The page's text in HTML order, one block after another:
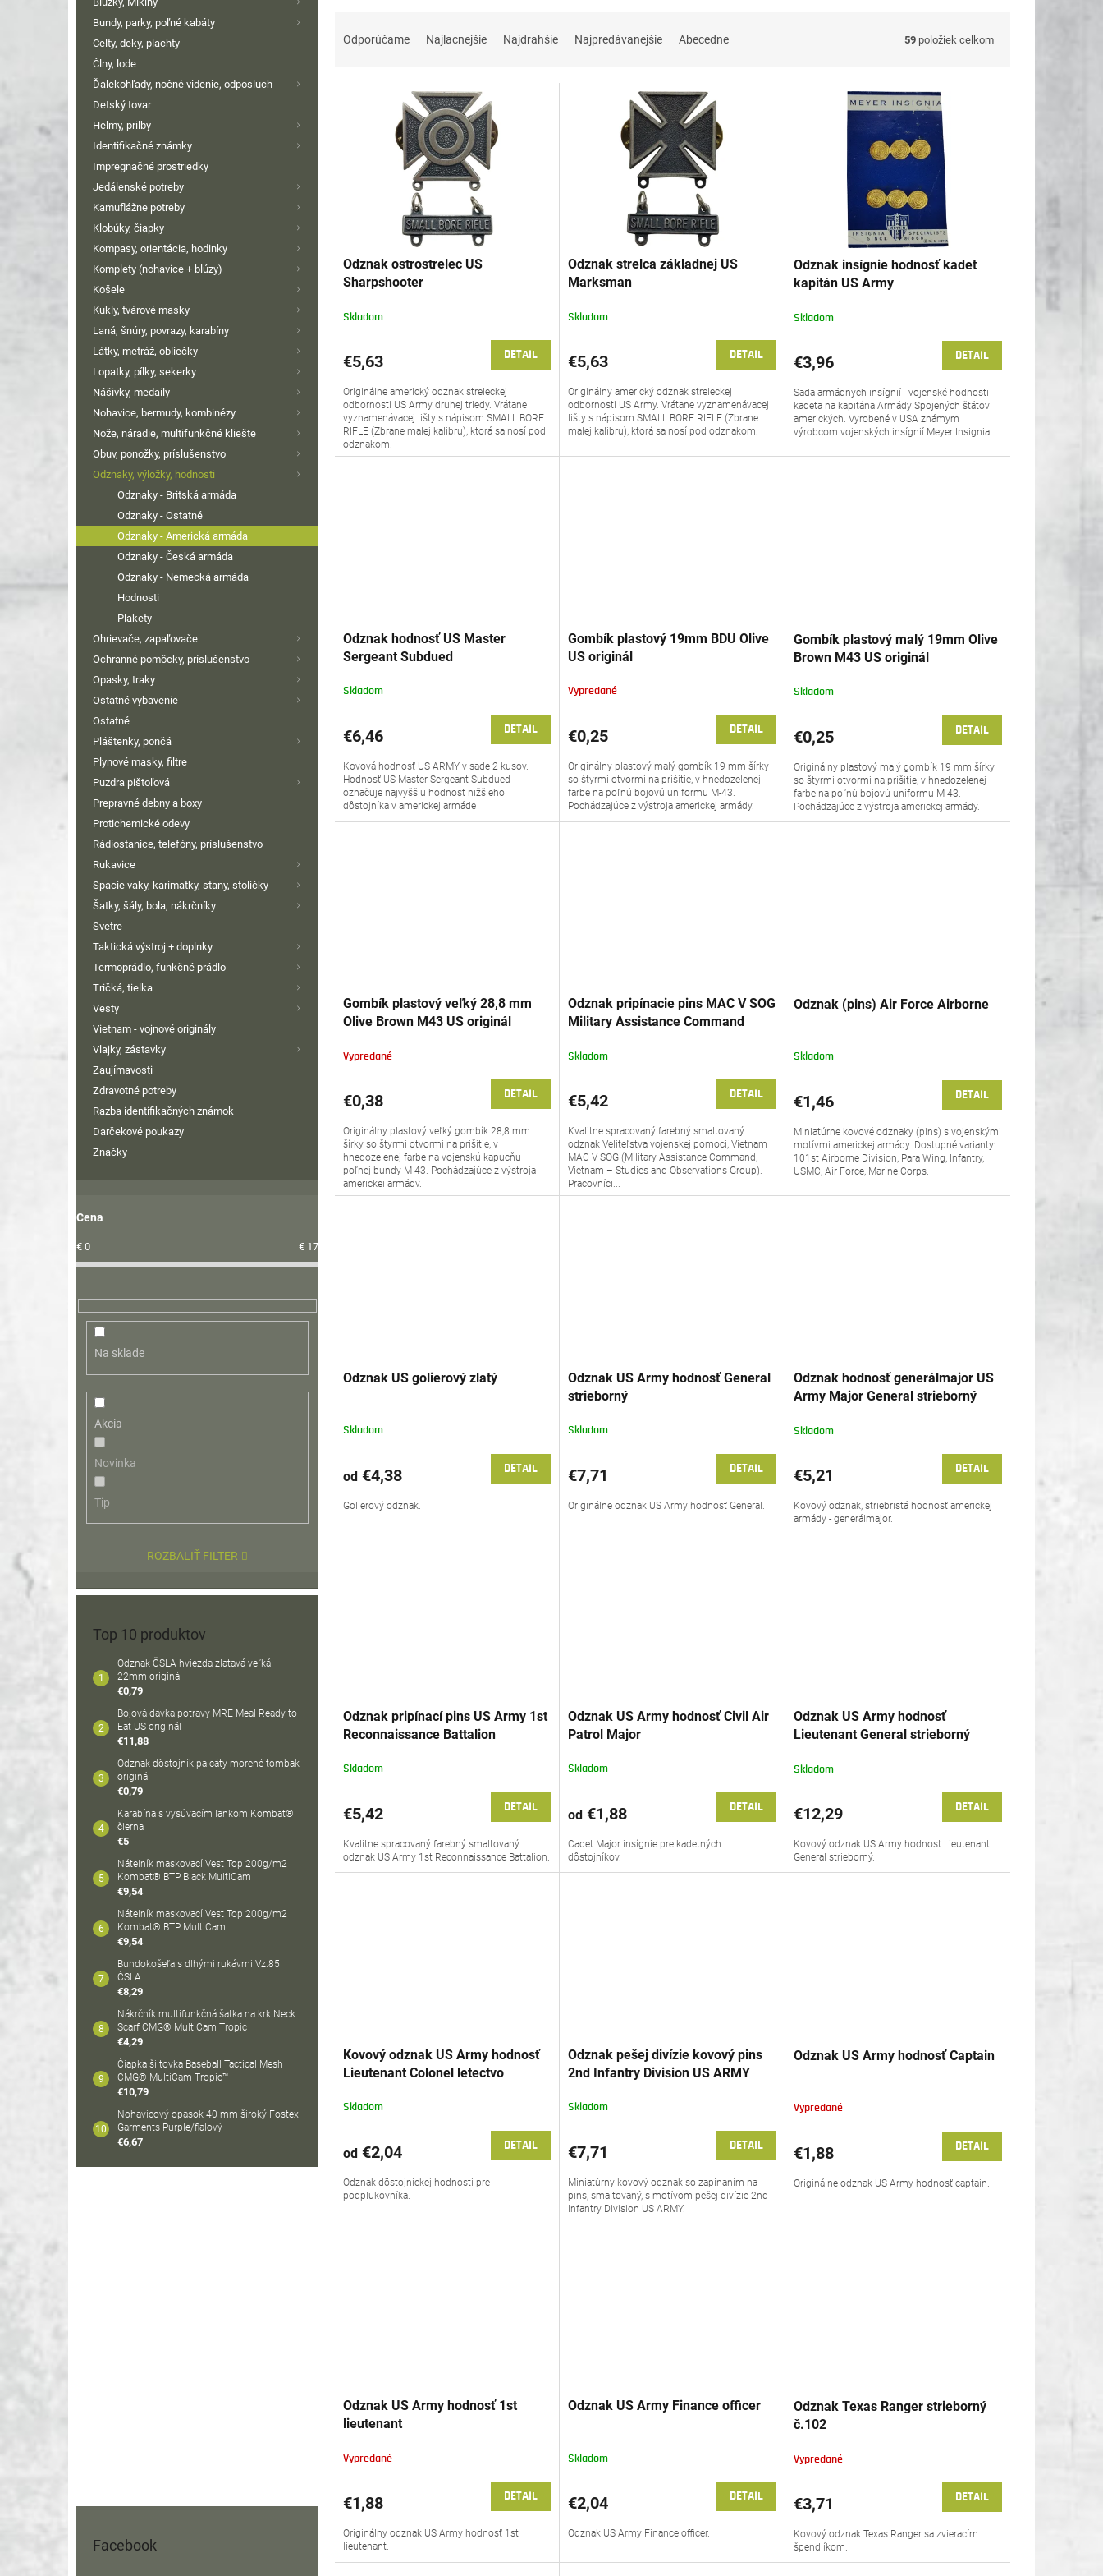
Bundy, parky, poľné kabáty
Celty, deky, plachty
Člny, lode
Ďalekohľady, nočné videnie, odposluch
Detský tovar
Helmy, prilby
Identifikačné známky
Impregnačné prostriedky
Jedálenské potreby
Kamuflážne potreby
Klobúky, čiapky
Kompasy, orientácia, hodinky
Komplety (nohavice + blúzy)
Košele
Kukly, tvárové masky
Laná, šnúry, povrazy, karabíny
Látky, metráž, obliečky
Lopatky, pílky, sekerky
Nášivky, medaily
Nohavice, bermudy, kombinézy
Nože, náradie, multifunkčné kliešte
Obuv, ponožky, príslušenstvo
Odznaky, výložky, hodnosti
Odznaky - Britská armáda
Odznaky - Ostatné
Odznaky - Americká armáda
Odznaky - Česká armáda
Odznaky - Nemecká armáda
Hodnosti
Plakety
Ohrievače, zapaľovače
Ochranné pomôcky, príslušenstvo
Opasky, traky
Ostatné vybavenie
Ostatné
Pláštenky, pončá
Plynové masky, filtre
Puzdra pištoľová
Prepravné debny a boxy
Protichemické odevy
Rádiostanice, telefóny, príslušenstvo
Rukavice
Spacie vaky, karimatky, stany, stoličky
Šatky, šály, bola, nákrčníky
Svetre
Taktická výstroj + doplnky
Termoprádlo, funkčné prádlo
Tričká, tielka
Vesty
Vietnam - vojnové originály
Vlajky, zástavky
Zaujímavosti
Zdravotné potreby
Razba identifikačných známok
Darčekové poukazy
Značky
Cena
€ 0 € 17
Na sklade
Akcia
Novinka
Tip
ROZBALIŤ FILTER
Top 10 produktov
Odznak ČSLA hviezda zlatavá veľká
22mm originál
€0,79
Bojová dávka potravy MRE Meal Ready to
Eat US originál
€11,88
Odznak dôstojník palcáty morené tombak
originál
€0,79
Karabína s vysúvacím lankom Kombat®
čierna
€5
Nátelník maskovací Vest Top 200g/m2
Kombat® BTP Black MultiCam
€9,54
Nátelník maskovací Vest Top 200g/m2
Kombat® BTP MultiCam
€9,54
Bundokošeľa s dlhými rukávmi Vz.85
ČSLA
€8,29
Nákrčník multifunkčná šatka na krk Neck
Scarf CMG® MultiCam Tropic
€4,29
Čiapka šiltovka Baseball Tactical Mesh
CMG® MultiCam Tropic™
€10,79
Nohavicový opasok 40 mm široký Fostex
Garments Purple/fialový
€6,67
Facebook
Odporúčame Najlacnejšie Najdrahšie Najpredávanejšie Abecedne 59 položiek celkom
Odznak ostrostrelec US
Sharpshooter
Skladom
€5,63 DETAIL
Originálne americký odznak streleckej
odbornosti US Army druhej triedy. Vrátane
vyznamenávacej lišty s nápisom SMALL BORE
RIFLE (Zbrane malej kalibru), ktorá sa nosí pod
odznakom.
Odznak strelca základnej US
Marksman
Skladom
€5,63 DETAIL
Originálny americký odznak streleckej
odbornosti US Army. Vrátane vyznamenávacej
lišty s nápisom SMALL BORE RIFLE (Zbrane
malej kalibru), ktorá sa nosí pod odznakom.
Odznak insígnie hodnosť kadet
kapitán US Army
Skladom
€3,96 DETAIL
Sada armádnych insígnií - vojenské hodnosti
kadeta na kapitána Armády Spojených štátov
amerických. Vyrobené v USA známym
výrobcom vojenských insígnií Meyer Insignia.
Odznak hodnosť US Master
Sergeant Subdued
Skladom
€6,46 DETAIL
Kovová hodnosť US ARMY v sade 2 kusov.
Hodnosť US Master Sergeant Subdued
označuje najvyššiu hodnosť nižšieho
dôstojníka v americkej armáde
Gombík plastový 19mm BDU Olive
US originál
Vypredané
€0,25 DETAIL
Originálny plastový malý gombík 19 mm šírky
so štyrmi otvormi na prišitie, v hnedozelenej
farbe na poľnú bojovú uniformu M-43.
Pochádzajúce z výstroja americkej armády.
Gombík plastový malý 19mm Olive
Brown M43 US originál
Skladom
€0,25 DETAIL
Originálny plastový malý gombík 19 mm šírky
so štyrmi otvormi na prišitie, v hnedozelenej
farbe na poľnú bojovú uniformu M-43.
Pochádzajúce z výstroja americkej armády.
Gombík plastový veľký 28,8 mm
Olive Brown M43 US originál
Vypredané
€0,38 DETAIL
Originálny plastový veľký gombík 28,8 mm
šírky so štyrmi otvormi na prišitie, v
hnedozelenej farbe na vojenskú kapucňu
poľnej bundy M-43. Pochádzajúce z výstroja
americkej armády.
Odznak pripínacie pins MAC V SOG
Military Assistance Command
Group
Skladom
€5,42 DETAIL
Kvalitne spracovaný farebný smaltovaný
odznak Veliteľstva vojenskej pomoci, Vietnam
MAC V SOG (Military Assistance Command,
Vietnam – Studies and Observations Group).
Pracovníci...
Odznak (pins) Air Force Airborne
Skladom
€1,46 DETAIL
Miniatúrne kovové odznaky (pins) s vojenskými
motívmi americkej armády. Dostupné varianty:
101st Airborne Division, Para Wing, Infantry,
USMC, Air Force, Marine Corps.
Odznak US golierový zlatý
Skladom
od €4,38 DETAIL
Golierový odznak.
Odznak US Army hodnosť General
strieborný
Skladom
€7,71 DETAIL
Originálne odznak US Army hodnosť General.
Odznak hodnosť generálmajor US
Army Major General strieborný
Skladom
€5,21 DETAIL
Kovový odznak, striebristá hodnosť americkej
armády - generálmajor.
Odznak pripínací pins US Army 1st
Reconnaissance Battalion
Skladom
€5,42 DETAIL
Kvalitne spracovaný farebný smaltovaný
odznak US Army 1st Reconnaissance Battalion.
Odznak US Army hodnosť Civil Air
Patrol Major
Skladom
od €1,88 DETAIL
Cadet Major insígnie pre kadetných
dôstojníkov.
Odznak US Army hodnosť
Lieutenant General strieborný
Skladom
€12,29 DETAIL
Kovový odznak US Army hodnosť Lieutenant
General strieborný.
Kovový odznak US Army hodnosť
Lieutenant Colonel letectvo
Skladom
od €2,04 DETAIL
Odznak dôstojníckej hodnosti pre
podplukovníka.
Odznak pešej divízie kovový pins
2nd Infantry Division US ARMY
Skladom
€7,71 DETAIL
Miniatúrny kovový odznak so zapínaním na
pins, smaltovaný, s motívom pešej divízie 2nd
Infantry Division US ARMY.
Odznak US Army hodnosť Captain
Vypredané
€1,88 DETAIL
Originálne odznak US Army hodnosť captain.
Odznak US Army hodnosť 1st
lieutenant
Vypredané
€1,88 DETAIL
Originálny odznak US Army hodnosť 1st
lieutenant.
Odznak US Army Finance officer
Skladom
€2,04 DETAIL
Odznak US Army Finance officer.
Odznak Texas Ranger strieborný
č.102
Vypredané
€3,71 DETAIL
Kovový odznak Texas Ranger sa zvieracím
špendlíkom.